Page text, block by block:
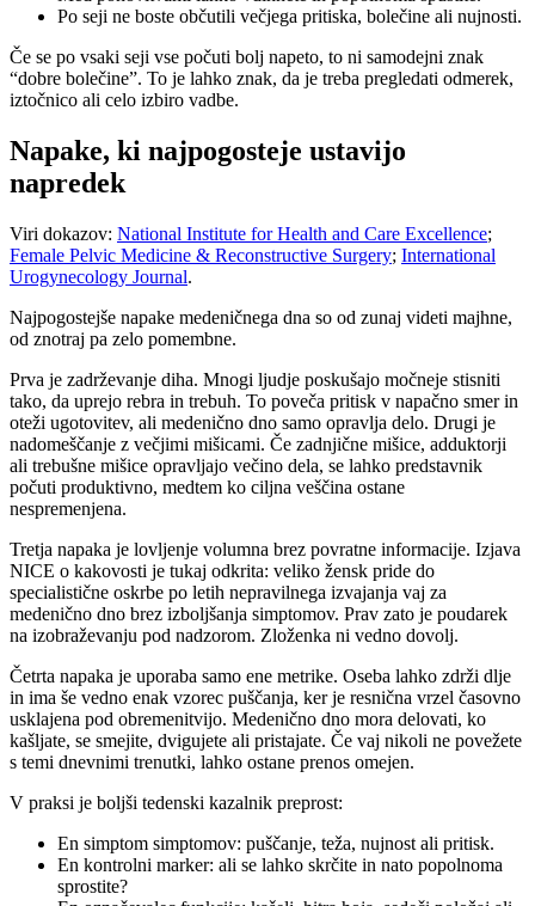
Po seji ne boste občutili večjega pritiska, bolečine ali nujnosti.
Če se po vsaki seji vse počuti bolj napeto, to ni samodejni znak
“dobre bolečine”. To je lahko znak, da je treba pregledati odmerek,
iztočnico ali celo izbiro vadbe.
Napake, ki najpogosteje ustavijo
napredek
Viri dokazov: National Institute for Health and Care Excellence;
Female Pelvic Medicine & Reconstructive Surgery; International
Urogynecology Journal.
Najpogostejše napake medeničnega dna so od zunaj videti majhne, ​​
od znotraj pa zelo pomembne.
Prva je zadrževanje diha. Mnogi ljudje poskušajo močneje stisniti
tako, da uprejo rebra in trebuh. To poveča pritisk v napačno smer in
oteži ugotovitev, ali medenično dno samo opravlja delo. Drugi je
nadomeščanje z večjimi mišicami. Če zadnjične mišice, adduktorji
ali trebušne mišice opravljajo večino dela, se lahko predstavnik
počuti produktivno, medtem ko ciljna veščina ostane
nespremenjena.
Tretja napaka je lovljenje volumna brez povratne informacije. Izjava
NICE o kakovosti je tukaj odkrita: veliko žensk pride do
specialistične oskrbe po letih nepravilnega izvajanja vaj za
medenično dno brez izboljšanja simptomov. Prav zato je poudarek
na izobraževanju pod nadzorom. Zloženka ni vedno dovolj.
Četrta napaka je uporaba samo ene metrike. Oseba lahko zdrži dlje
in ima še vedno enak vzorec puščanja, ker je resnična vrzel časovno
usklajena pod obremenitvijo. Medenično dno mora delovati, ko
kašljate, se smejite, dvigujete ali pristajate. Če vaj nikoli ne povežete
s temi dnevnimi trenutki, lahko ostane prenos omejen.
V praksi je boljši tedenski kazalnik preprost:
En simptom simptomov: puščanje, teža, nujnost ali pritisk.
En kontrolni marker: ali se lahko skrčite in nato popolnoma
sprostite?